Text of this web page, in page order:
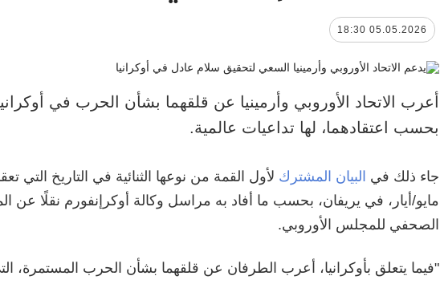
سياسة الخصوصية وحماية
البيانات الشخصية
05.05.2026 18:30
أعرب الاتحاد الأوروبي وأرمينيا عن قلقهما بشأن الحرب في
بحسب اعتقادهما، لها تداعيات عالمية.
جاء ذلك في البيان المشترك
مايو/أيار، في يريفان، بحسب ما أفاد به مراسل وكالة أوكرإنفورم نقلًا عن
الصحفي للمجلس الأوروبي.
"فيما يتعلق بأوكرانيا، أعرب الطرفان عن قلقهما بشأن الحرب المستمرة،